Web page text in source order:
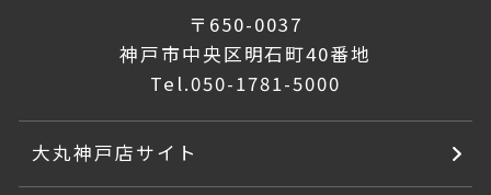
〒650-0037
神戸市中央区明石町40番地
Tel.050-1781-5000
大丸神戸店サイト